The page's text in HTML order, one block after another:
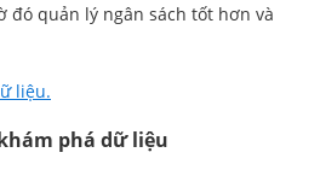
đó quản lý ngân sách tốt hơn và
liệu.
phá dữ liệu